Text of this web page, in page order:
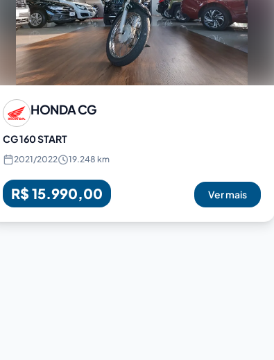
HONDACG
CG 160 START
2021/2022 19.248 km
R$ 15.990,00 Ver mais